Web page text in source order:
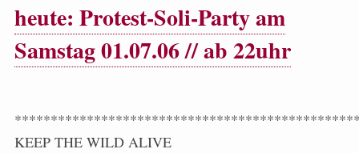
heute: Protest-Soli-Party am
Samstag 01.07.06 // ab 22uhr
KEEP THE WILD ALIVE